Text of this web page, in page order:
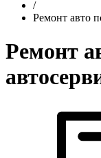
/
Ремонт авто
Ремонт